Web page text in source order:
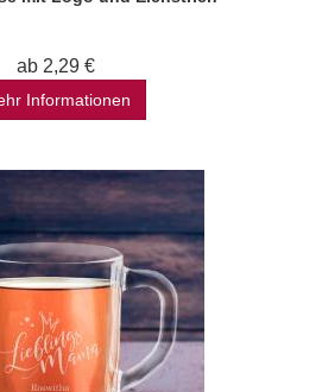
ab 2,29 €
Informationen